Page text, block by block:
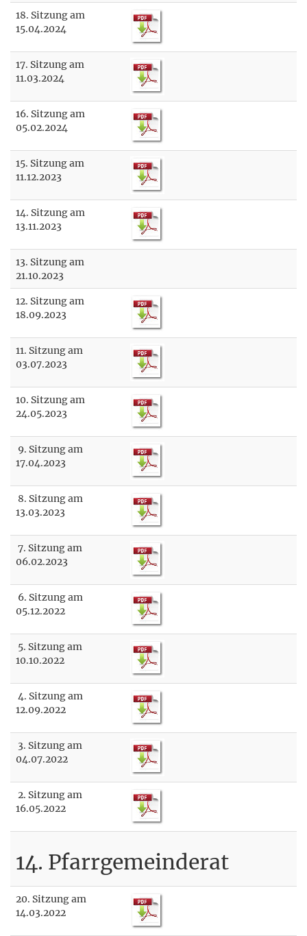
18. Sitzung am
15.04.2024
17. Sitzung am
11.03.2024
16. Sitzung am
05.02.2024
15. Sitzung am
11.12.2023
14. Sitzung am
13.11.2023
13. Sitzung am
21.10.2023
12. Sitzung am
18.09.2023
11. Sitzung am
03.07.2023
10. Sitzung am
24.05.2023
9. Sitzung am
17.04.2023
8. Sitzung am
13.03.2023
7. Sitzung am
06.02.2023
6. Sitzung am
05.12.2022
5. Sitzung am
10.10.2022
4. Sitzung am
12.09.2022
3. Sitzung am
04.07.2022
2. Sitzung am
16.05.2022
14. Pfarrgemeinderat
20. Sitzung am
14.03.2022